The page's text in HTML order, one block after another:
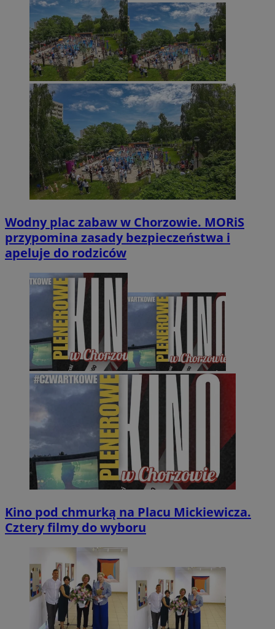
Wodny plac zabaw w Chorzowie. MORiS
przypomina zasady bezpieczeństwa i
apeluje do rodziców
Kino pod chmurką na Placu Mickiewicza.
Cztery filmy do wyboru